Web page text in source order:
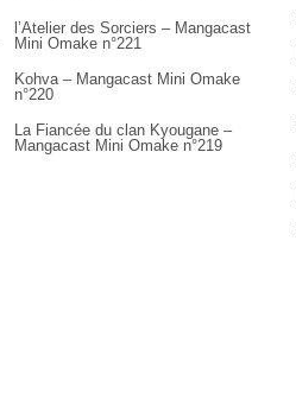
l’Atelier des Sorciers – Mangacast
Mini Omake n°221
Kohva – Mangacast Mini Omake
n°220
La Fiancée du clan Kyougane –
Mangacast Mini Omake n°219